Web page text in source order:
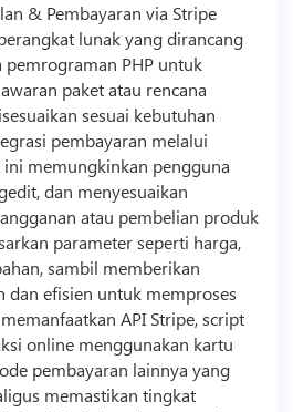
& Pembayaran via Stripe
lunak yang dirancang
pemrograman PHP untuk
paket atau rencana
sesuai kebutuhan
pembayaran melalui
ini memungkinkan pengguna
dan menyesuaikan
atau pembelian produk
parameter seperti harga,
sambil memberikan
dan efisien untuk memproses
API Stripe,script
online menggunakan kartu
pembayaran lainnya yang
memastikan tingkat